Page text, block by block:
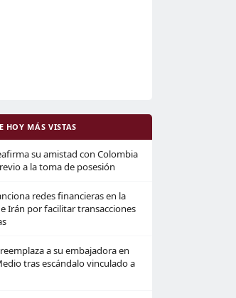
HOY MÁS VISTAS
su amistad con Colombia
a la toma de posesión
redes financieras en la
Irán por facilitar transacciones
a su embajadora en
tras escándalo vinculado a